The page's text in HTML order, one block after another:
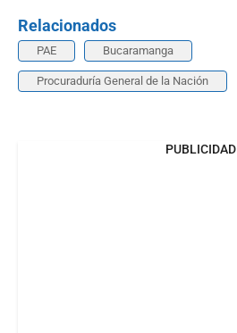
Relacionados
PAE Bucaramanga
Procuraduría General de la Nación
PUBLICIDAD